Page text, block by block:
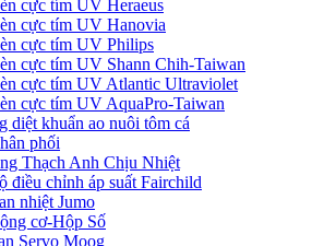
cực tím UV Heraeus
cực tím UV Hanovia
cực tím UV Philips
cực tím UV Shann Chih-Taiwan
cực tím UV Atlantic Ultraviolet
cực tím UV AquaPro-Taiwan
diệt khuẩn ao nuôi tôm cá
phối
Thạch Anh Chịu Nhiệt
điều chỉnh áp suất Fairchild
nhiệt Jumo
cơ-Hộp Số
Servo Moog